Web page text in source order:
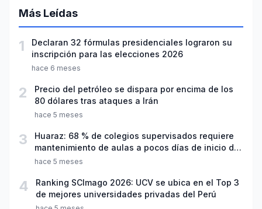
Más Leídas
1
Declaran 32 fórmulas presidenciales lograron su
inscripción para las elecciones 2026
hace 6 meses
2
Precio del petróleo se dispara por encima de los
80 dólares tras ataques a Irán
hace 5 meses
3
Huaraz: 68 % de colegios supervisados requiere
mantenimiento de aulas a pocos días de inicio del
año escolar 2026
hace 5 meses
4
Ranking SCImago 2026: UCV se ubica en el Top 3
de mejores universidades privadas del Perú